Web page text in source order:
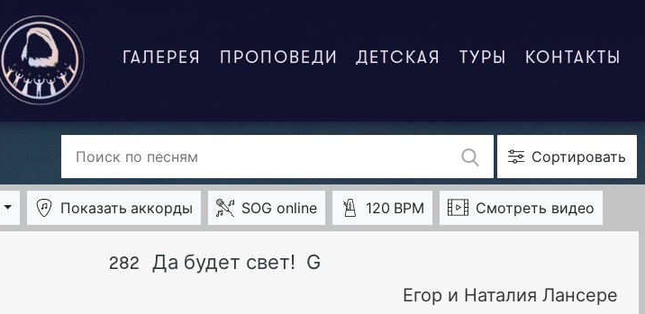
ГАЛЕРЕЯ ПРОПОВЕДИ ДЕТСКАЯ ТУРЫ КОНТАКТЫ
Сортировать
Показать аккорды SOG online 120 BPM Смотреть видео
282 Да будет свет! G
Егор и Наталия Лансере